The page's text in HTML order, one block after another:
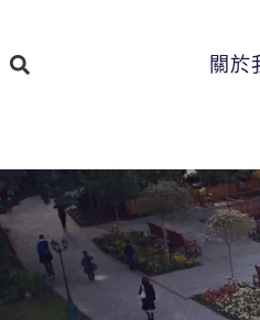
關於